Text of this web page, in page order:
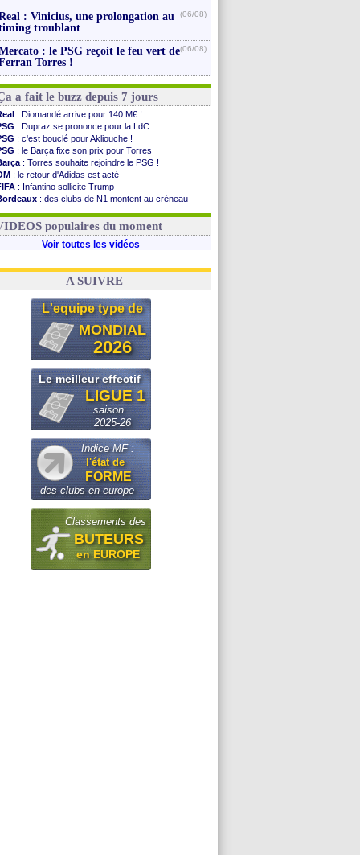
: Vinicius, une prolongation au
troublant
(06/08)
: le PSG reçoit le feu vert de
Torres !
(06/08)
a fait le buzz depuis 7 jours
: Diomandé arrive pour 140 M€ !
: Dupraz se prononce pour la LdC
: c'est bouclé pour Akliouche !
: le Barça fixe son prix pour Torres
: Torres souhaite rejoindre le PSG !
: le retour d'Adidas est acté
: Infantino sollicite Trump
: des clubs de N1 montent au créneau
: le démenti de Leipzig pour Diomandé
populaires du moment
Voir toutes les vidéos
A SUIVRE
L'equipe type de
MONDIAL
2026
Le meilleur effectif
LIGUE 1
saison
2025-26
Indice MF :
l'état de
FORME
des clubs en europe
Classements des
BUTEURS
en EUROPE